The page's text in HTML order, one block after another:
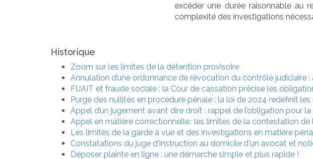
excéder une durée raisonnable au
complexité des investigations
Historique
Zoom sur les limites de la détention provisoire
Annulation d’une ordonnance de révocation du contrôle judiciaire
FIJAIT et fraude sociale : la Cour de cassation précise les
Purge des nullités en procédure pénale : la loi de 2024 redéfinit les
Appel d’un jugement avant dire droit : rappel de l’obligation pour
Appel en matière correctionnelle : les limites de la contestation de
Les limites de la garde à vue et des investigations en matière
Constatations du juge d'instruction au domicile d'un avocat et
Déposer plainte en ligne : une démarche simple et plus rapide !